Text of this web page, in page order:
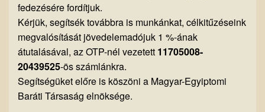
fedezésére fordítjuk.
Kérjük, segítsék továbbra is munkánkat, célkitűzéseink
megvalósítását jövedelemadójuk 1 %-ának
átutalásával, az OTP-nél vezetett 11705008-
20439525-ös számlánkra.
Segítségüket előre is köszöni a Magyar-Egyiptomi
Baráti Társaság elnöksége.